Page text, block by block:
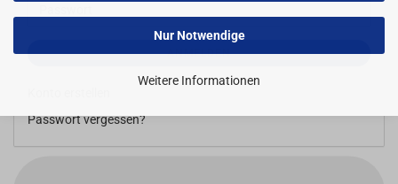
Nur Notwendige
Weitere Informationen
ANMELDEN
Passwort vergessen?